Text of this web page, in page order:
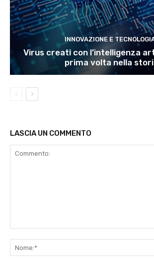
INNOVAZIONE E
Virus creati con l’intelligenza
prima volta nella
LASCIA UN COMMENTO